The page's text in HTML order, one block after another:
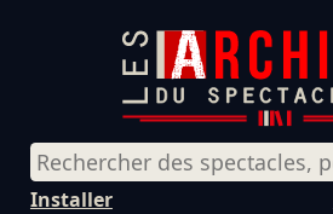
Installer